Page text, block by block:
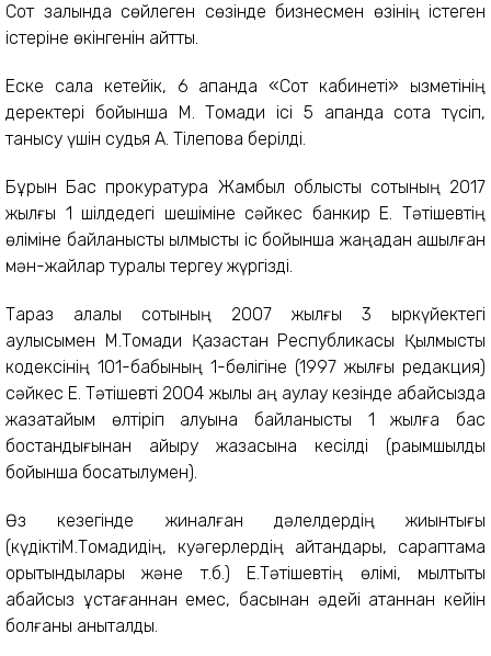
Сот залында сөйлеген сөзінде бизнесмен өзінің істеген
істеріне өкінгенін айтты.
Еске сала кетейік, 6 ақпанда «Сот кабинеті» қызметінің
деректері бойынша М. Тоқмади ісі 5 ақпанда сотқа түсіп,
танысу үшін судья А. Тілеповқа берілді.
Бұрын Бас прокуратура Жамбыл облыстық сотының 2017
жылғы 1 шілдедегі шешіміне сәйкес банкир Е. Тәтішевтің
өліміне байланысты қылмыстық іс бойынша жаңадан ашылған
мән-жайлар туралы тергеу жүргізді.
Тараз қалалық сотының 2007 жылғы 3 қыркүйектегі
қаулысымен М.Тоқмади Қазақстан Республикасы Қылмыстық
кодексінің 101-бабының 1-бөлігіне (1997 жылғы редакция)
сәйкес Е. Тәтішевті 2004 жылы аң аулау кезінде абайсызда
жазатайым өлтіріп алуына байланысты 1 жылға бас
бостандығынан айыру жазасына кесілді (рақымшылдық
бойынша босатылумен).
Өз кезегінде жиналған дәлелдердің жиынтығы
(күдіктіМ.Тоқмадидің, куәгерлердің айтқандары, сараптама
қорытындылары және т.б.) Е.Тәтішевтің өлімі, мылтықты
абайсыз ұстағаннан емес, басынан әдейі атқаннан кейін
болғаны анықталды.